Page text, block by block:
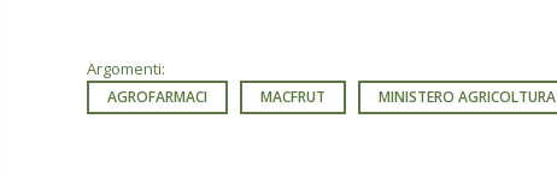
Argomenti:
AGROFARMACI MACFRUT MINISTERO AGRICOLTURA